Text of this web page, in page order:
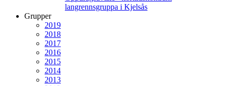
langrennsgruppa i Kjelsås
Grupper
2019
2018
2017
2016
2015
2014
2013